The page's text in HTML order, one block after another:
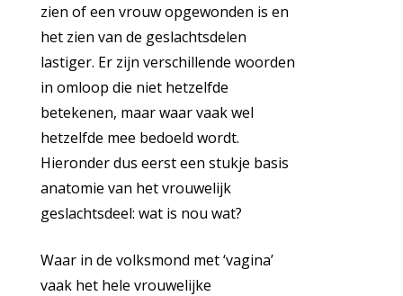
zien of een vrouw opgewonden is en
het zien van de geslachtsdelen
lastiger. Er zijn verschillende woorden
in omloop die niet hetzelfde
betekenen, maar waar vaak wel
hetzelfde mee bedoeld wordt.
Hieronder dus eerst een stukje basis
anatomie van het vrouwelijk
geslachtsdeel: wat is nou wat?
Waar in de volksmond met ‘vagina’
vaak het hele vrouwelijke